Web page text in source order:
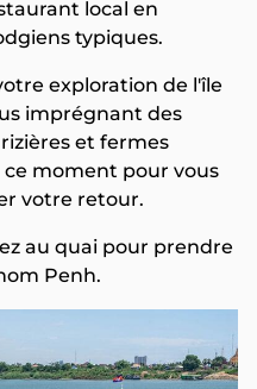
local en
typiques.
exploration de l'île
imprégnant des
et fermes
moment pour vous
votre retour.
au quai pour prendre
Penh.